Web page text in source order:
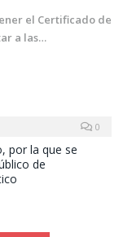
el Certificado de
a las…
0
por la que se
de